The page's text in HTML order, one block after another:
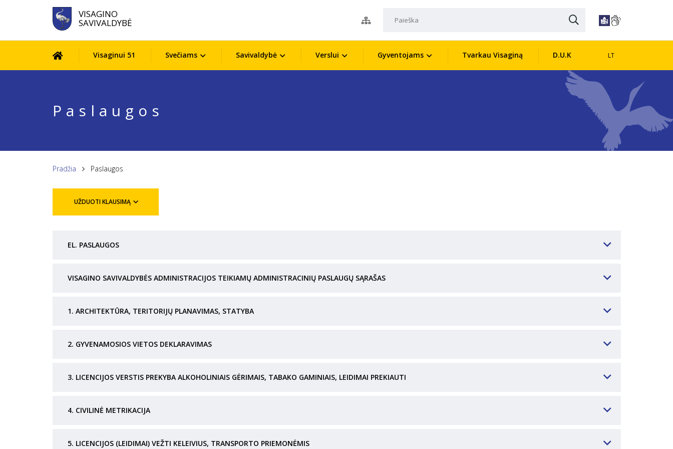
VISAGINO
SAVIVALDYBĖ
LT
Visaginui 51 Svečiams Savivaldybė Verslui Gyventojams Tvarkau Visaginą D.U.K
Paslaugos
Pradžia Paslaugos
UŽDUOTI KLAUSIMĄ
EL. PASLAUGOS
VISAGINO SAVIVALDYBĖS ADMINISTRACIJOS TEIKIAMŲ ADMINISTRACINIŲ PASLAUGŲ SĄRAŠAS
1. ARCHITEKTŪRA, TERITORIJŲ PLANAVIMAS, STATYBA
2. GYVENAMOSIOS VIETOS DEKLARAVIMAS
3. LICENCIJOS VERSTIS PREKYBA ALKOHOLINIAIS GĖRIMAIS, TABAKO GAMINIAIS, LEIDIMAI PREKIAUTI
4. CIVILINĖ METRIKACIJA
5. LICENCIJOS (LEIDIMAI) VEŽTI KELEIVIUS, TRANSPORTO PRIEMONĖMIS